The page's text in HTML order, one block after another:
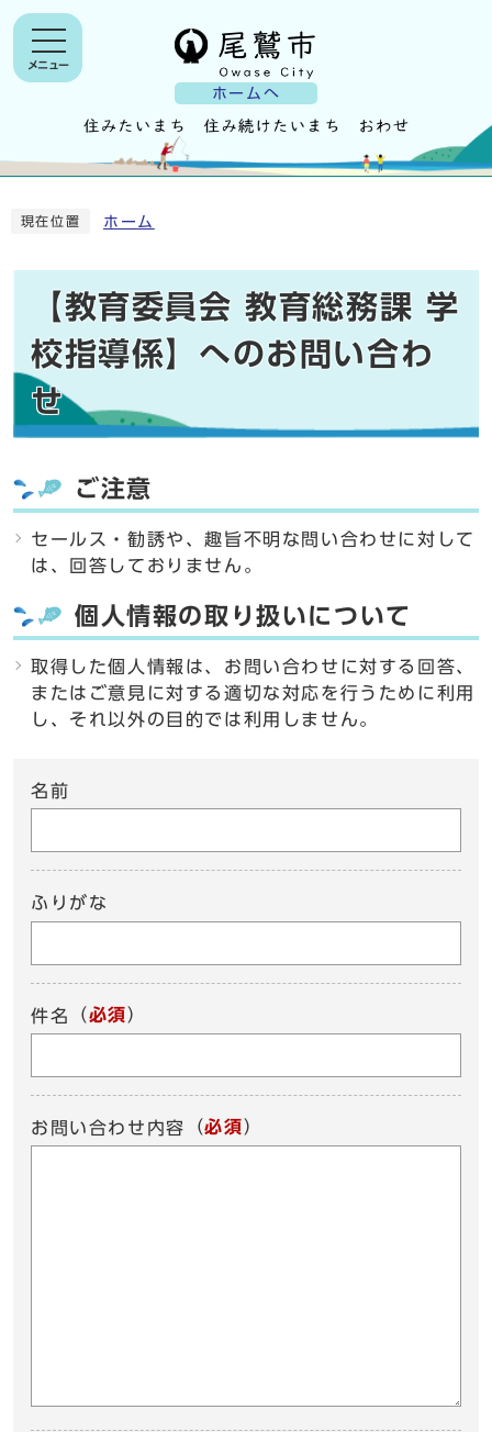
ホームへ
メニュー
現在位置 ホーム
【教育委員会 教育総務課 学
校指導係】へのお問い合わ
せ
ご注意
セールス・勧誘や、趣旨不明な問い合わせに対して
は、回答しておりません。
個人情報の取り扱いについて
取得した個人情報は、お問い合わせに対する回答、
またはご意見に対する適切な対応を行うために利用
し、それ以外の目的では利用しません。
名前
ふりがな
件名 （必須）
お問い合わせ内容 （必須）